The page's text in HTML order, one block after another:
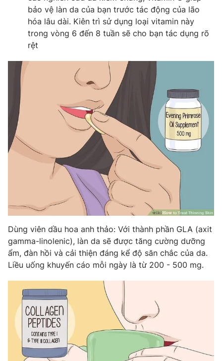
Photo Infographic
Video
VTV Money VTV Thể thao
VTV Sức khoẻ Bất động sản
Thị trường 24h Tấm lòng Việt
Vươn mình bằng AI
VTV8
Liên hệ tòa soạn English
THỜI BÁO VTV
Theo dõi báo trên
Cơ quan chủ quản:
Đài Truyền hình Việt Nam
Cơ quan báo chí:
Thời báo VTV
Giấy phép hoạt động báo in và báo điện tử số 483/GP-BTTTT
bảo vệ làn da của bạn trước tác động của lão
hóa lâu dài. Kiên trì sử dụng loại vitamin này
trong vòng 6 đến 8 tuần sẽ cho bạn tác dụng rõ
rệt
Dùng viên dầu hoa anh thảo: Với thành phần GLA (axit
gamma-linolenic), làn da sẽ được tăng cường dưỡng
ẩm, đàn hồi và cải thiện đáng kể độ săn chắc của da.
Liều uống khuyến cáo mỗi ngày là từ 200 - 500 mg.